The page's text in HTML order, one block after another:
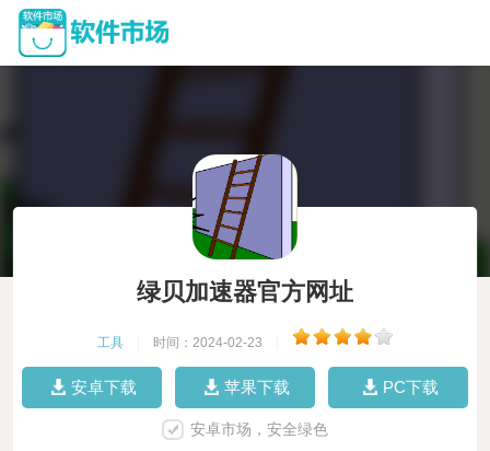
绿贝加速器官方网址
工具 时间：2024-02-23
安卓下载 苹果下载 PC下载
安卓市场，安全绿色